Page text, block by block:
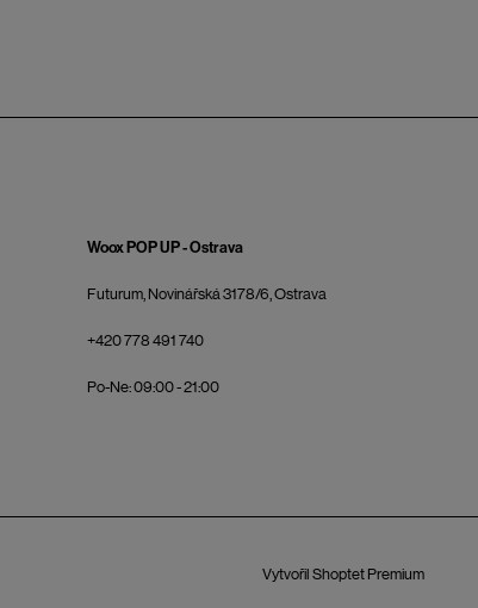
Woox POP UP - Ostrava
Futurum, Novinářská 3178/6, Ostrava
+420 778 491 740
Po-Ne: 09:00 - 21:00
Vytvořil Shoptet Premium